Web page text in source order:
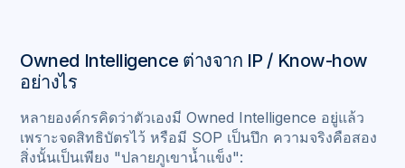
Owned Intelligence ต่างจาก IP / Know-how
อย่างไร
หลายองค์กรคิดว่าตัวเองมี Owned Intelligence อยู่แล้ว
เพราะจดสิทธิบัตรไว้ หรือมี SOP เป็นปึก ความจริงคือสอง
สิ่งนั้นเป็นเพียง "ปลายภูเขาน้ำแข็ง":